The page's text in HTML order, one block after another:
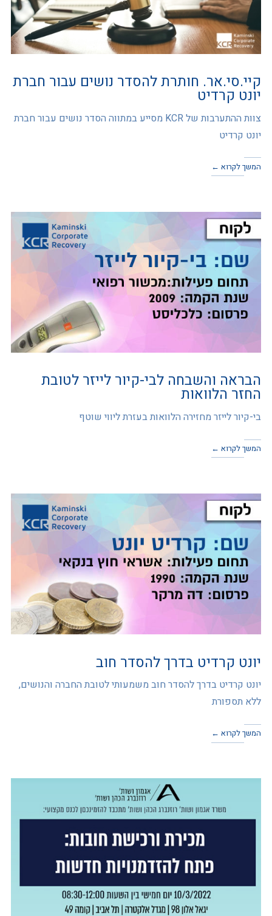
קיי.סי.אר. חותרת להסדר נושים עבור חברת
יונט קרדיט
צוות ההתערבות של KCR מסייע במתווה הסדר נושים עבור חברת
יונט קרדיט
המשך לקרוא ←
הבראה והשבחה לבי-קיור לייזר לטובת
החזר הלוואות
בי-קיור לייזר מחזירה הלוואות בעזרת ליווי שוטף
המשך לקרוא ←
יונט קרדיט בדרך להסדר חוב
יונט קרדיט בדרך להסדר חוב משמעותי לטובת החברה והנושים,
ללא תספורת
המשך לקרוא ←